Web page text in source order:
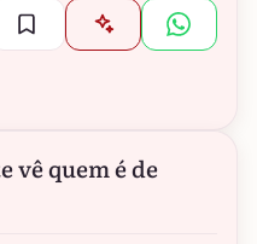
vê quem é de